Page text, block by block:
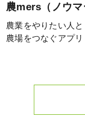
農mers（ノウマ
農業をやりたい人と
農場をつなぐアプリ